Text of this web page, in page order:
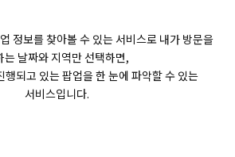
정보를 찾아볼 수 있는 서비스로 내가 방문을
는 날짜와 지역만 선택하면,
행되고 있는 팝업을 한 눈에 파악할 수 있는
서비스입니다.